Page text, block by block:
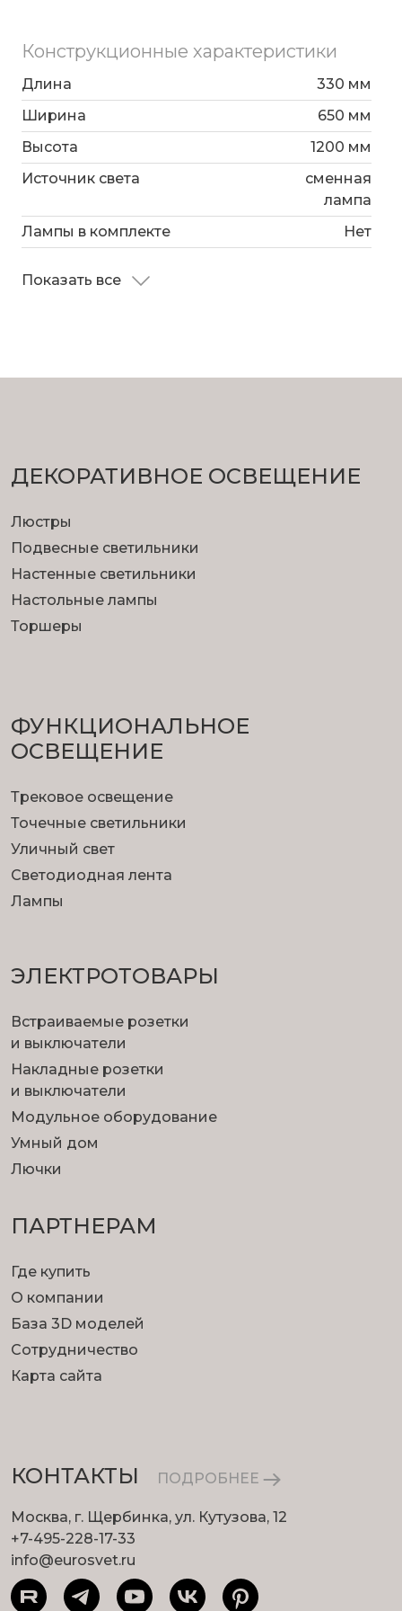
Конструкционные характеристики
Длина
330 мм
Ширина
650 мм
Высота
1200 мм
Источник света
сменная
лампа
Лампы в комплекте
Нет
Показать все
ДЕКОРАТИВНОЕ ОСВЕЩЕНИЕ
Люстры
Подвесные светильники
Настенные светильники
Настольные лампы
Торшеры
ФУНКЦИОНА­ЛЬНОЕ
ОСВЕЩЕНИЕ
Трековое освещение
Точечные светильники
Уличный свет
Светодиодная лента
Лампы
ЭЛЕКТРОТОВАРЫ
Встраиваемые розетки
и выключатели
Накладные розетки
и выключатели
Модульное оборудование
Умный дом
Лючки
ПАРТНЕРАМ
Где купить
О компании
База 3D моделей
Сотрудничество
Карта сайта
КОНТАКТЫ ПОДРОБНЕЕ
Москва, г. Щербинка, ул. Кутузова, 12
+7-495-228-17-33
info@eurosvet.ru